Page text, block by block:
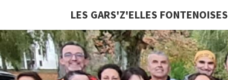
LES GARS'Z'ELLES FONTENOISES